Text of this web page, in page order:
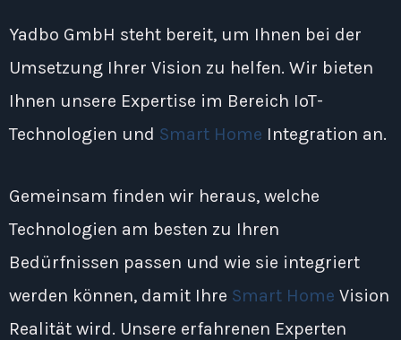
Yadbo GmbH steht bereit, um Ihnen bei der
Umsetzung Ihrer Vision zu helfen. Wir bieten
Ihnen unsere Expertise im Bereich IoT-
Technologien und Smart Home Integration an.
Gemeinsam finden wir heraus, welche
Technologien am besten zu Ihren
Bedürfnissen passen und wie sie integriert
werden können, damit Ihre Smart Home Vision
Realität wird. Unsere erfahrenen Experten